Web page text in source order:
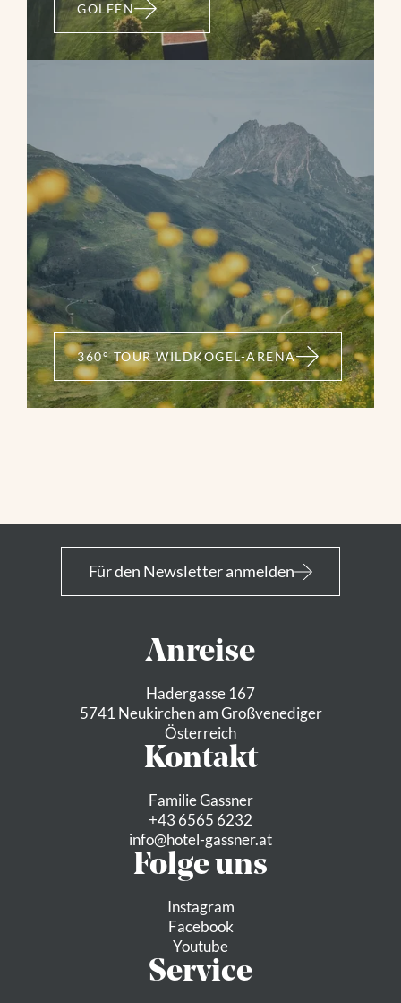
GOLFEN
360° TOUR WILDKOGEL-ARENA
Für den Newsletter anmelden
Anreise
Hadergasse 167
5741 Neukirchen am Großvenediger
Österreich
Kontakt
Familie Gassner
+43 6565 6232
info@hotel-gassner.at
Folge uns
Instagram
Facebook
Youtube
Service